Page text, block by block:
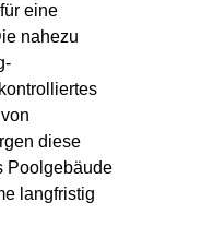
eine
nahezu
diese
Poolgebäude
langfristig